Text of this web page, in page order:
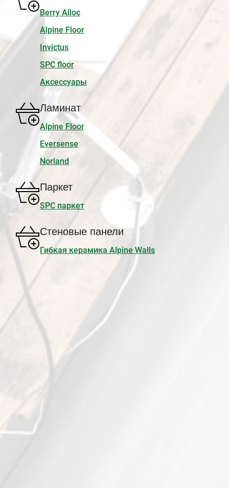
Berry Alloc
Alpine Floor
Invictus
SPC floor
Аксессуары
Ламинат
Alpine Floor
Eversense
Norland
Паркет
SPC паркет
Стеновые панели
Гибкая керамика Alpine Walls